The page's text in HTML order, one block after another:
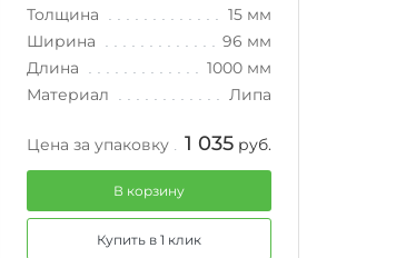
Толщина
15 мм
Ширина
96 мм
Длина
1000 мм
Материал
Липа
Цена за упаковку 1 035 руб.
В корзину
Купить в 1 клик